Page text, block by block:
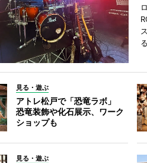
見る・遊ぶ
アトレ松戸で「恐竜ラボ」
恐竜装飾や化石展示、ワーク
ショップも
見る・遊ぶ